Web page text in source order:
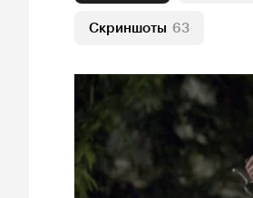
Скриншоты 63